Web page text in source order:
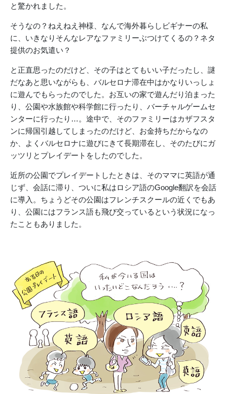
と驚かれました。
そうなの？ねえねえ神様、なんで海外暮らしビギナーの私
に、いきなりそんなレアなファミリーぶつけてくるの？ネタ
提供のお気遣い？
と正直思ったのだけど、その子はとてもいい子だったし、謎
だなあと思いながらも、バルセロナ滞在中はかなりいっしょ
に遊んでもらったのでした。お互いの家で遊んだり泊まった
り、公園や水族館や科学館に行ったり、バーチャルゲームセ
ンターに行ったり…。途中で、そのファミリーはカザフスタ
ンに帰国引越してしまったのだけど、お金持ちだからなの
か、よくバルセロナに遊びにきて長期滞在し、そのたびにガ
ッツリとプレイデートをしたのでした。
近所の公園でプレイデートしたときは、そのママに英語が通
じず、会話に滞り、ついに私はロシア語のGoogle翻訳を会話
に導入。ちょうどその公園はフレンチスクールの近くでもあ
り、公園にはフランス語も飛び交っているという状況になっ
たこともありました。